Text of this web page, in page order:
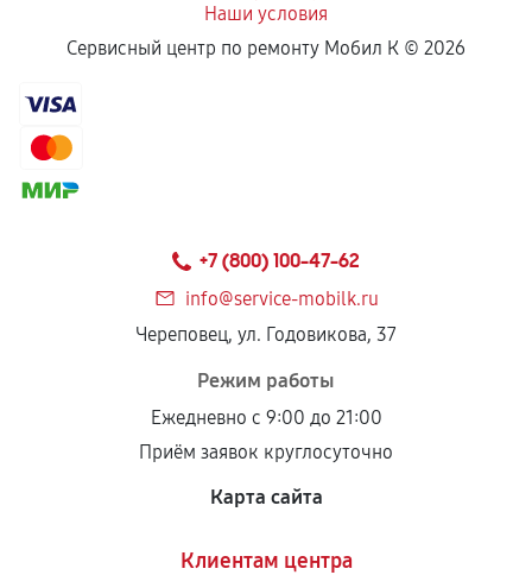
Наши условия
Сервисный центр по ремонту Мобил К © 2026
+7 (800) 100-47-62
info@service-mobilk.ru
Череповец, ул. Годовикова, 37
Режим работы
Ежедневно с 9:00 до 21:00
Приём заявок круглосуточно
Карта сайта
Клиентам центра